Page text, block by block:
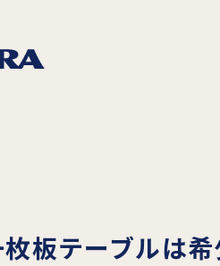
板テーブルは